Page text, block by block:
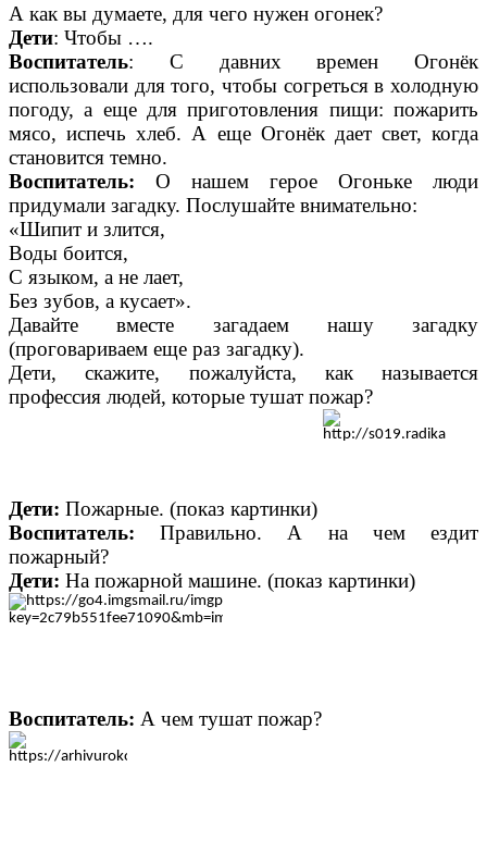
А как вы думаете, для чего нужен огонек?
Дети: Чтобы ….
Воспитатель: С давних времен Огонёк
использовали для того, чтобы согреться в холодную
погоду, а еще для приготовления пищи: пожарить
мясо, испечь хлеб. А еще Огонёк дает свет, когда
становится темно.
Воспитатель: О нашем герое Огоньке люди
придумали загадку. Послушайте внимательно:
«Шипит и злится,
Воды боится,
С языком, а не лает,
Без зубов, а кусает».
Давайте вместе загадаем нашу загадку
(проговариваем еще раз загадку).
Дети, скажите, пожалуйста, как называется
профессия людей, которые тушат пожар?
Дети: Пожарные. (показ картинки)
Воспитатель: Правильно. А на чем ездит
пожарный?
Дети: На пожарной машине. (показ картинки)
Воспитатель: А чем тушат пожар?